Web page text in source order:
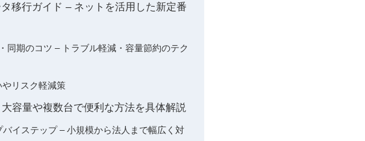
移行ガイド – ネットを活用した新定番
同期のコツ – トラブル軽減・容量節約のテク
リスク軽減策
容量や複数台で便利な方法を具体解説
イステップ – 小規模から法人まで幅広く対